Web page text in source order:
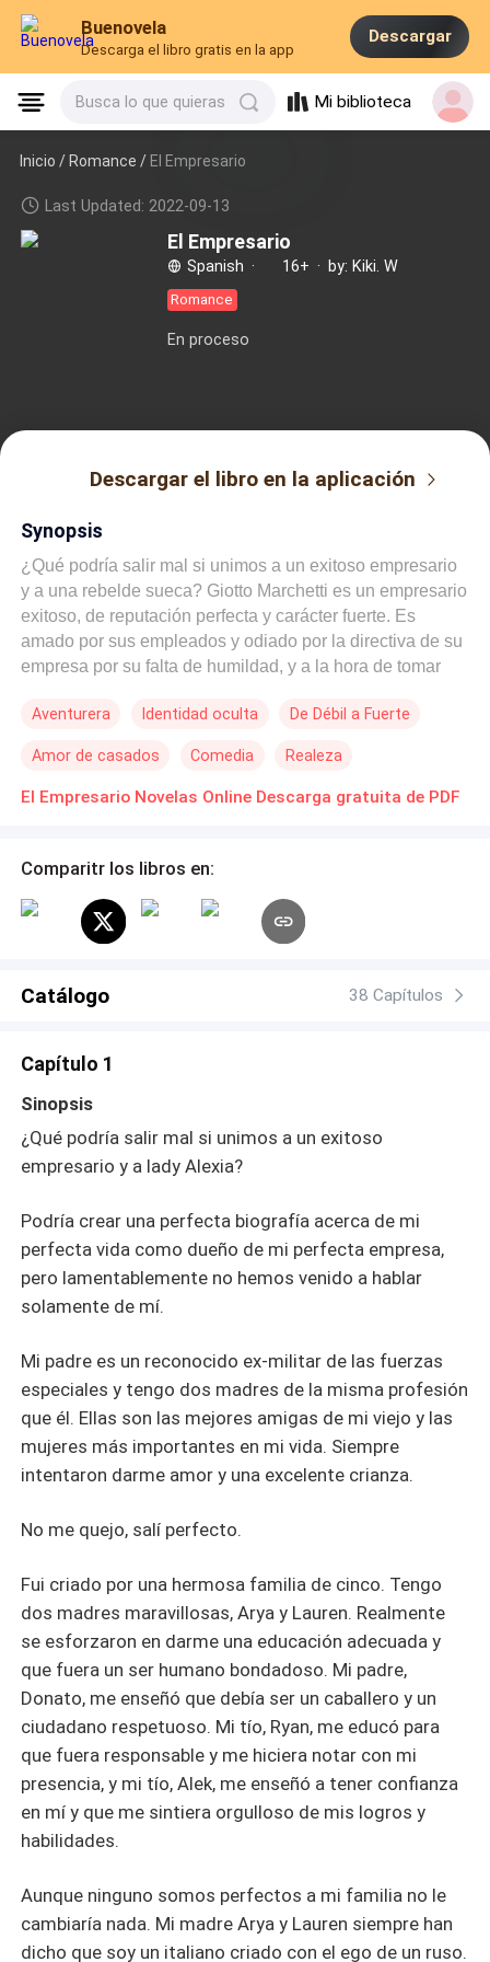
Buenovela
Descarga el libro gratis en la app
Descargar
Busca lo que quieras Mi biblioteca
Inicio /Romance / El Empresario
Last Updated: 2022-09-13
El Empresario
Spanish · 16+ · by: Kiki. W
Romance
En proceso
Descargar el libro en la aplicación
Synopsis
¿Qué podría salir mal si unimos a un exitoso empresario
y a una rebelde sueca? Giotto Marchetti es un empresario
exitoso, de reputación perfecta y carácter fuerte. Es
amado por sus empleados y odiado por la directiva de su
empresa por su falta de humildad, y a la hora de tomar
mejores empresas de tecnología de toda Amsterdam,
intachable imagen y es fiel creyente que la paz solo se
gana cuando vives en silencio y total calma. Lady Alexia
por la falta de tacto hacia las personas. No acepta errores
sentimientos. Los padres de Alexia, están preocupados
ante la nueva actitud hiriente que está teniendo su hija.
de que ella logre cambiar y que el pueblo al que ella
hablar y a convivir más de una tarde sin que se maten.
¿Será que lady Alexia es todo lo que dicen de ella?
¿Giotto podrá ayudar a su padre en esta última misión?
Aventurera Identidad oculta De Débil a Fuerte
Amor de casados Comedia Realeza
El Empresario Novelas Online Descarga gratuita de PDF
Comparitr los libros en:
Catálogo 38 Capítulos
Capítulo 1
Sinopsis
¿Qué podría salir mal si unimos a un exitoso
empresario y a lady Alexia?
Podría crear una perfecta biografía acerca de mi
perfecta vida como dueño de mi perfecta empresa,
pero lamentablemente no hemos venido a hablar
solamente de mí.
Mi padre es un reconocido ex-militar de las fuerzas
especiales y tengo dos madres de la misma profesión
que él. Ellas son las mejores amigas de mi viejo y las
mujeres más importantes en mi vida. Siempre
intentaron darme amor y una excelente crianza.
No me quejo, salí perfecto.
Fui criado por una hermosa familia de cinco. Tengo
dos madres maravillosas, Arya y Lauren. Realmente
se esforzaron en darme una educación adecuada y
que fuera un ser humano bondadoso. Mi padre,
Donato, me enseñó que debía ser un caballero y un
ciudadano respetuoso. Mi tío, Ryan, me educó para
que fuera responsable y me hiciera notar con mi
presencia, y mi tío, Alek, me enseñó a tener confianza
en mí y que me sintiera orgulloso de mis logros y
habilidades.
Aunque ninguno somos perfectos a mi familia no le
cambiaría nada. Mi madre Arya y Lauren siempre han
dicho que soy un italiano criado con el ego de un ruso.